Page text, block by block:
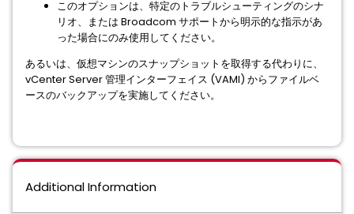
このオプションは、特定のトラブルシューティングのシナ
リオ、または Broadcom サポートから明示的な指示があ
った場合にのみ使用してください。
あるいは、仮想マシンのスナップショットを取得する代わりに、
vCenter Server 管理インターフェイス (VAMI) からファイルベ
ースのバックアップを実施してください。
Additional Information